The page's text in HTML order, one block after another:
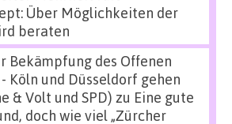
Über Möglichkeiten der
beraten
Bekämpfung des Offenen
Köln und Düsseldorf gehen
& Volt und SPD) zu Eine gute
doch wie viel „Zürcher